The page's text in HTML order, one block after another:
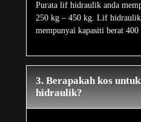
Purata lif hidraulik anda
250 kg – 450 kg. Lif
mempunyai kapasiti berat 400
3. Berapakah kos
hidraulik?